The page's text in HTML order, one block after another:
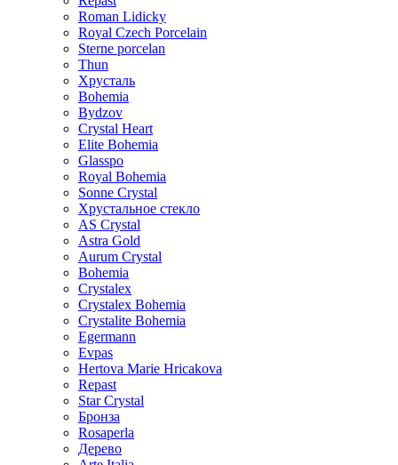
Roman Lidicky
Royal Czech Porcelain
Sterne porcelan
Thun
Хрусталь
Bohemia
Bydzov
Crystal Heart
Elite Bohemia
Glasspo
Royal Bohemia
Sonne Crystal
Хрустальное стекло
AS Crystal
Astra Gold
Aurum Crystal
Bohemia
Crystalex
Crystalex Bohemia
Crystalite Bohemia
Egermann
Evpas
Hertova Marie Hricakova
Repast
Star Crystal
Бронза
Rosaperla
Дерево